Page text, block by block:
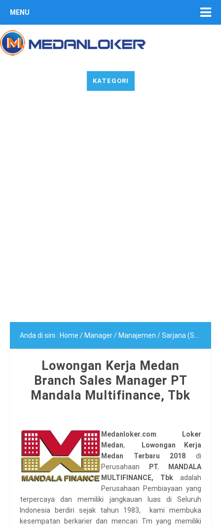
MENU
KATEGORI
Anda di sini : Home / Manager/ Manajemen /Sarjana (S1)
Lowongan Kerja Medan
Branch Sales Manager PT
Mandala Multifinance, Tbk
Medanloker.com
Loker
Medan, Lowongan Kerja
Medan Terbaru 2018 di
Perusahaan
PT. MANDALA
MULTIFINANCE, Tbk adalah
Perusahaan Pembiayaan yang
terpercaya dan memiliki jangkauan luas di Seluruh
Indonesia berdiri sejak tahun 1983, kami membuka
kesempatan berkarier dan mencari Tm yang memiliki